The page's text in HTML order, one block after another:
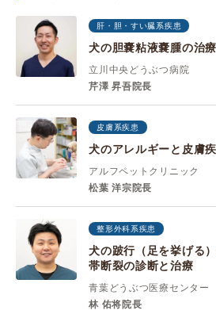
肝・胆・すい臓系疾患
犬の胆嚢粘液嚢腫の治療
立川中央どうぶつ病院
芹澤 昇吾院長
皮膚系疾患
犬のアレルギーと皮膚
アルフペットクリニック
松葉 洋宗院長
整形外科系疾患
犬の跛行（足を挙げる
帯断裂の診断と治療
青葉どうぶつ医療センター
林 佑将院長